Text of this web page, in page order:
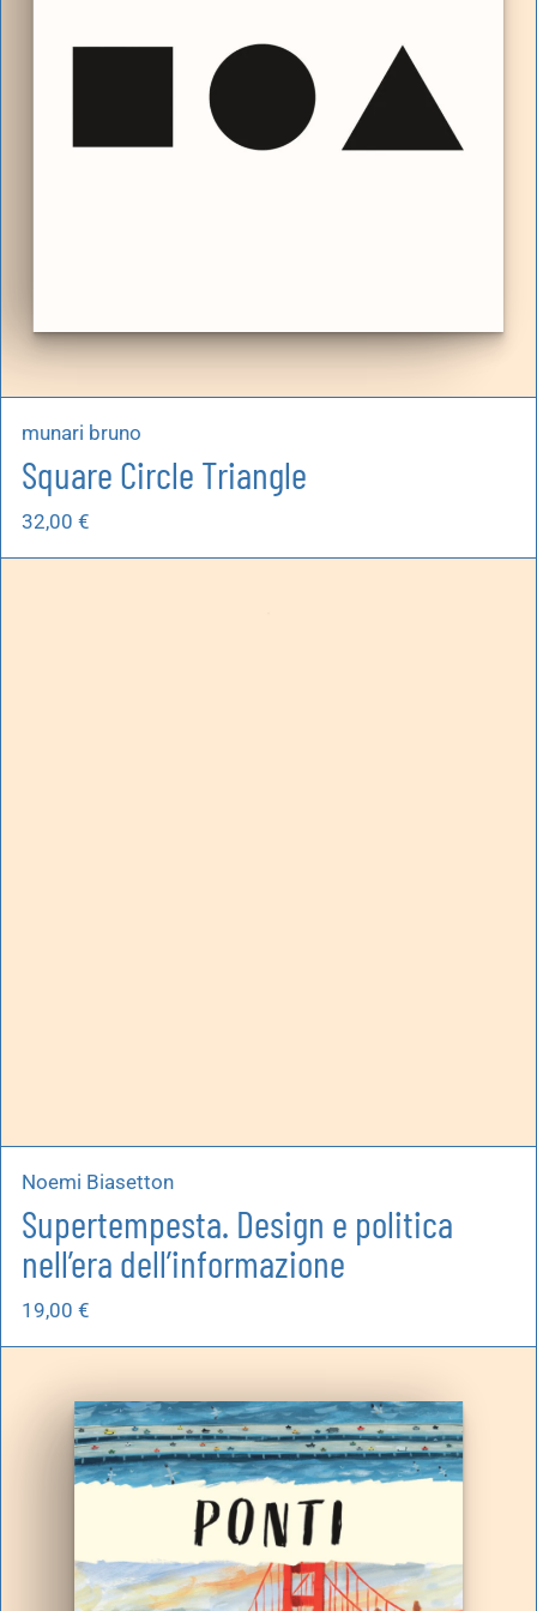
munari bruno
Square Circle Triangle
32,00 €
Noemi Biasetton
Supertempesta. Design e politica
nell’era dell’informazione
19,00 €